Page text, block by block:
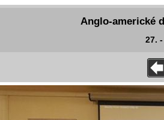
Anglo-americké
27.